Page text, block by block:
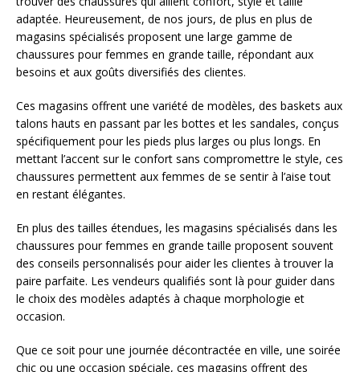
adaptée. Heureusement, de nos jours, de plus en plus de
magasins spécialisés proposent une large gamme de
chaussures pour femmes en grande taille, répondant aux
besoins et aux goûts diversifiés des clientes.
Ces magasins offrent une variété de modèles, des baskets aux
talons hauts en passant par les bottes et les sandales, conçus
spécifiquement pour les pieds plus larges ou plus longs. En
mettant l’accent sur le confort sans compromettre le style, ces
chaussures permettent aux femmes de se sentir à l’aise tout
en restant élégantes.
En plus des tailles étendues, les magasins spécialisés dans les
chaussures pour femmes en grande taille proposent souvent
des conseils personnalisés pour aider les clientes à trouver la
paire parfaite. Les vendeurs qualifiés sont là pour guider dans
le choix des modèles adaptés à chaque morphologie et
occasion.
Que ce soit pour une journée décontractée en ville, une soirée
chic ou une occasion spéciale, ces magasins offrent des